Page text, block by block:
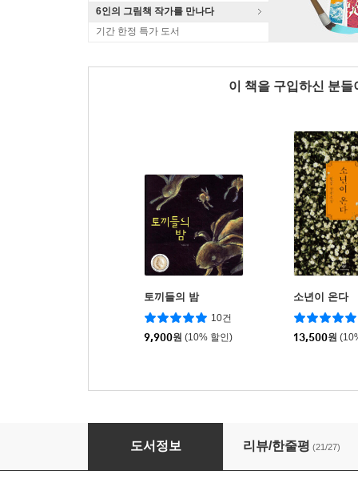
6인의 그림책 작가를 만나다
기간 한정 특가 도서
이 책을 구입하신 분
토끼들의 밤
10건
9,900원 (10% 할인)
소년이 온다
13,500원
물이 되는 꿈
도서정보 리뷰/한줄평 (21/27)